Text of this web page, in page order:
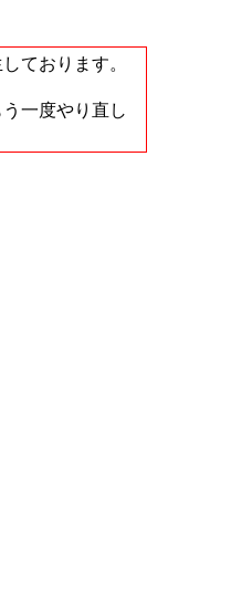
ております。
一度やり直し